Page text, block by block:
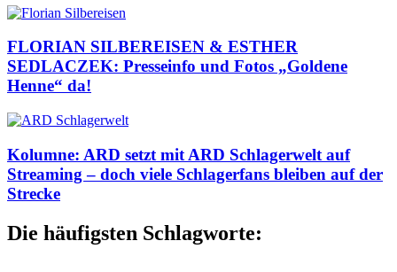
FLORIAN SILBEREISEN & ESTHER
SEDLACZEK: Presseinfo und Fotos „Goldene
Henne“ da!
Kolumne: ARD setzt mit ARD Schlagerwelt auf
Streaming – doch viele Schlagerfans bleiben auf der
Strecke
Die häufigsten Schlagworte: